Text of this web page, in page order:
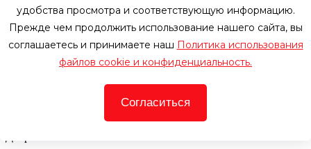
Цена со скидкой:
Телефон
По этому номеру мы свяжемся с вами, чтобы уточнить детали
Мы перезвоним вам и уточним способ доставки и оплаты
удобства просмотра и соответствующую информацию.
Прежде чем продолжить использование нашего сайта, вы
соглашаетесь и принимаете наш Политика использования
файлов cookie и конфиденциальность.
Согласиться